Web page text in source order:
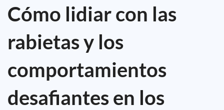
Cómo lidiar con las
rabietas y los
comportamientos
desafiantes en los